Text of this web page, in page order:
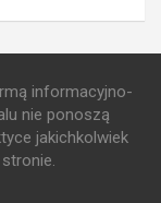
informacyjno-
nie ponoszą
jakichkolwiek